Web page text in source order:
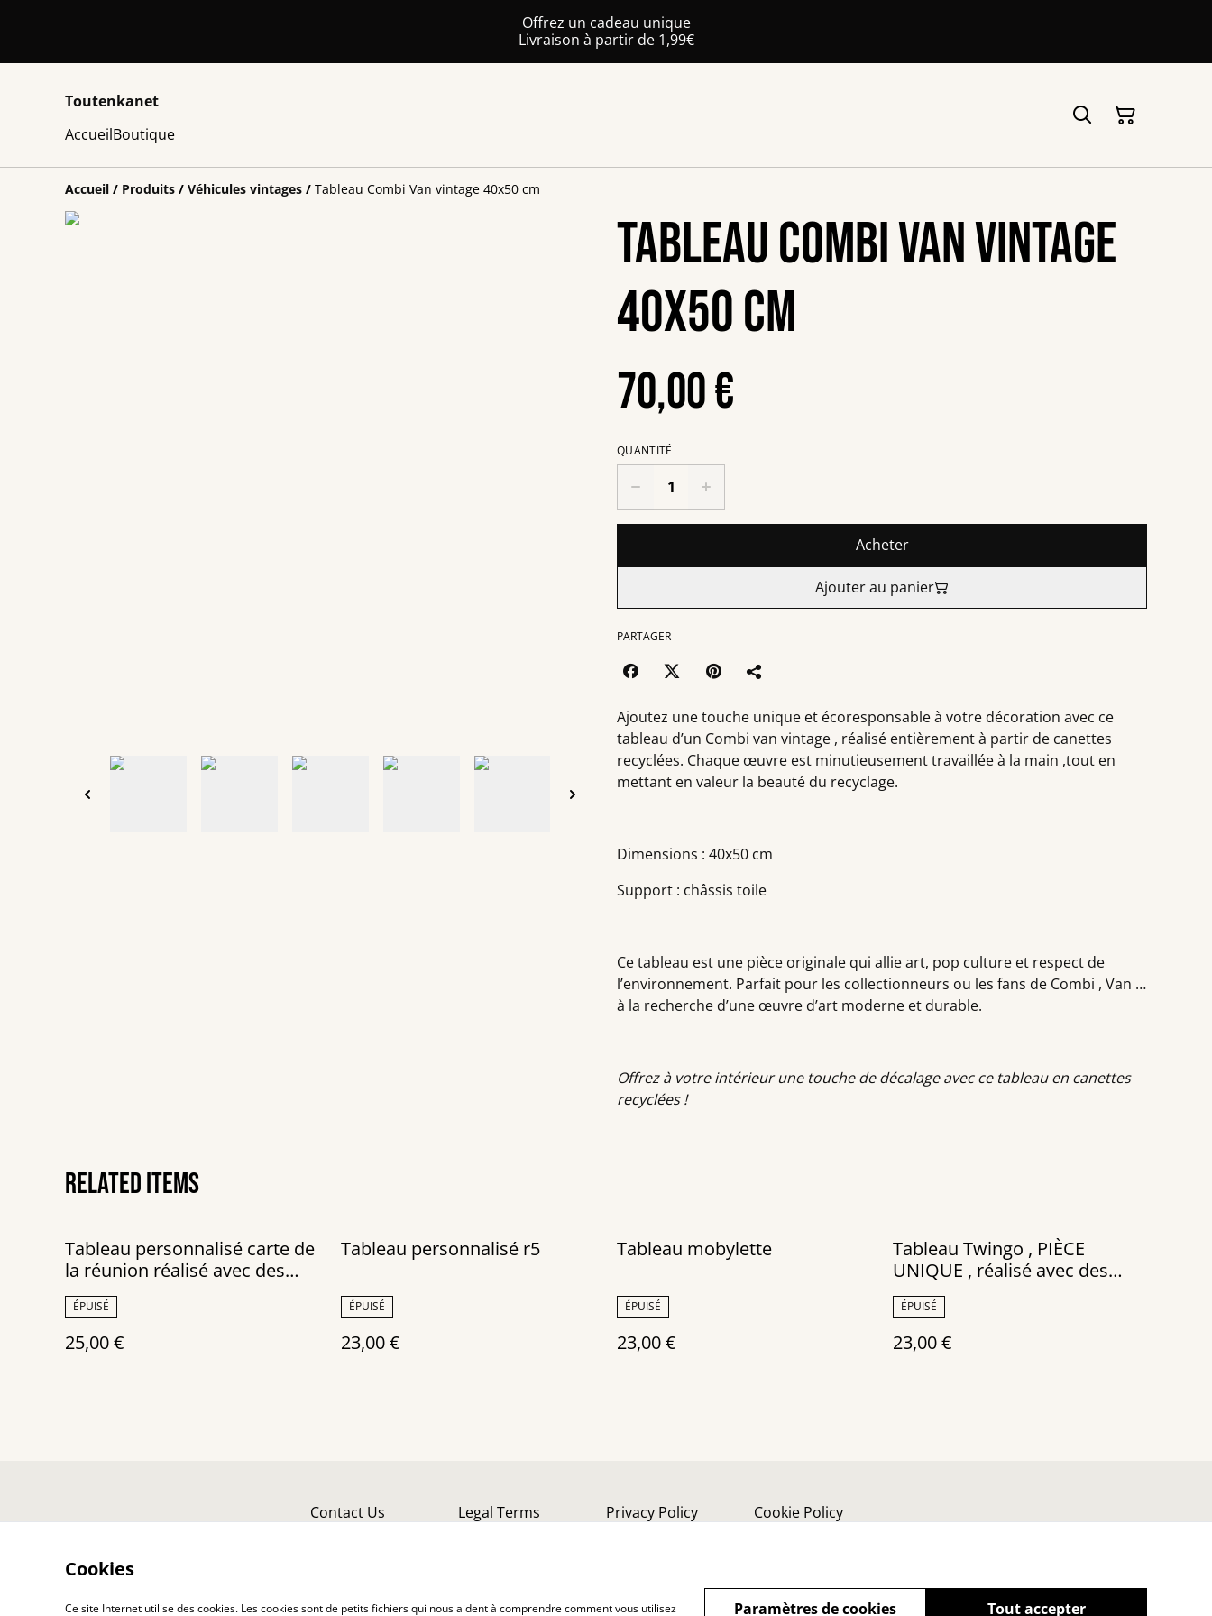
Offrez un cadeau unique
Livraison à partir de 1,99€
Toutenkanet
AccueilBoutique
Accueil / Produits / Véhicules vintages / Tableau Combi Van vintage 40x50 cm
Tableau Combi Van vintage
40x50 cm
70,00 €
QUANTITÉ
Acheter
Ajouter au panier
PARTAGER
Ajoutez une touche unique et écoresponsable à votre décoration avec ce
tableau d’un Combi van vintage , réalisé entièrement à partir de canettes
recyclées. Chaque œuvre est minutieusement travaillée à la main ,tout en
mettant en valeur la beauté du recyclage.
Dimensions : 40x50 cm
Support : châssis toile
Ce tableau est une pièce originale qui allie art, pop culture et respect de
l’environnement. Parfait pour les collectionneurs ou les fans de Combi , Van …
à la recherche d’une œuvre d’art moderne et durable.
Offrez à votre intérieur une touche de décalage avec ce tableau en canettes
recyclées !
Related items
Tableau personnalisé carte de
la réunion réalisé avec des
canettes recyclées
ÉPUISÉ
25,00 €
Tableau personnalisé r5
ÉPUISÉ
23,00 €
Tableau mobylette
ÉPUISÉ
23,00 €
Tableau Twingo , PIÈCE
UNIQUE , réalisé avec des
canettes recyclées
ÉPUISÉ
23,00 €
Contact Us Legal Terms Privacy Policy Cookie Policy
Cookies
Ce site Internet utilise des cookies. Les cookies sont de petits fichiers qui nous aident à comprendre comment vous utilisez
Tout accepter
Paramètres de cookies